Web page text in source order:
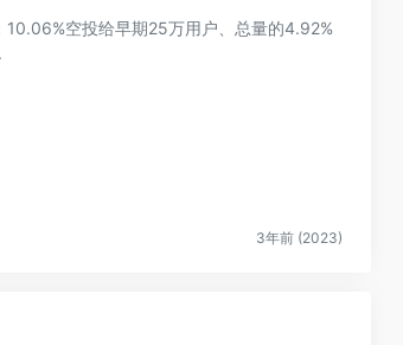
空投给早期25万用户、总量的4.92%
3年前 (2023)